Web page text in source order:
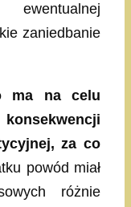
zaniedbanie
ma na celu
za co
powód miał
różnie